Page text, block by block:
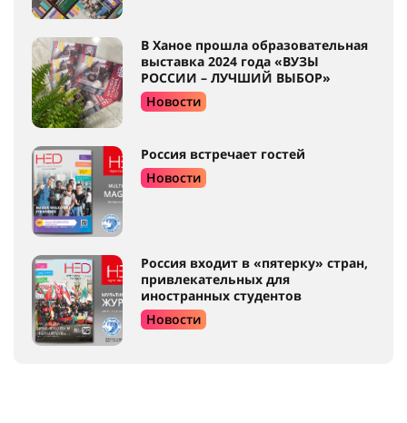
В Ханое прошла образовательная
выставка 2024 года «ВУЗЫ
РОССИИ – ЛУЧШИЙ ВЫБОР»
Новости
Россия встречает гостей
Новости
Россия входит в «пятерку» стран,
привлекательных для
иностранных студентов
Новости